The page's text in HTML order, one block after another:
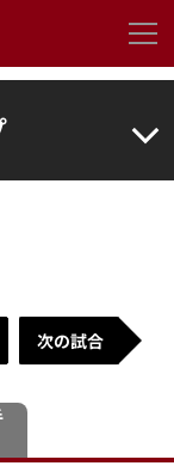
次の試合